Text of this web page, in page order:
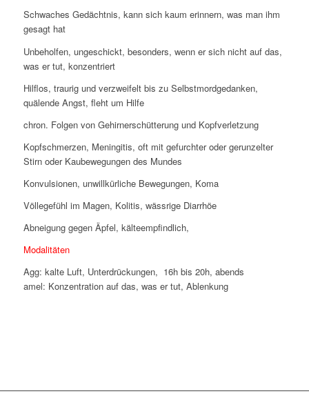
Schwaches Gedächtnis, kann sich kaum erinnern, was man ihm
gesagt hat
Unbeholfen, ungeschickt, besonders, wenn er sich nicht auf das,
was er tut, konzentriert
Hilflos, traurig und verzweifelt bis zu Selbstmordgedanken,
quälende Angst, fleht um Hilfe
chron. Folgen von Gehirnerschütterung und Kopfverletzung
Kopfschmerzen, Meningitis, oft mit gefurchter oder gerunzelter
Stirn oder Kaubewegungen des Mundes
Konvulsionen, unwillkürliche Bewegungen, Koma
Völlegefühl im Magen, Kolitis, wässrige Diarrhöe
Abneigung gegen Äpfel, kälteempfindlich,
Modalitäten
Agg: kalte Luft, Unterdrückungen, 16h bis 20h, abends
amel: Konzentration auf das, was er tut, Ablenkung